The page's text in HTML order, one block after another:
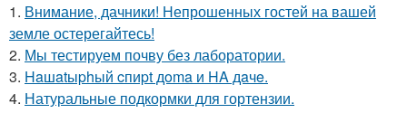
1. Внимание, дачники! Непрошенных гостей на вашей
земле остерегайтесь!
2. Мы тестируем почву без лаборатории.
3. Haшatыphый cпиpt дoma и HA дaчe.
4. Натуральные подкормки для гортензии.